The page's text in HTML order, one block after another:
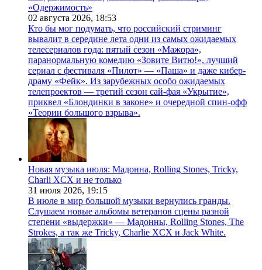
«Одержимость»
02 августа 2026, 18:53
Кто бы мог подумать, что российский стриминг
вывалит в середине лета одни из самых ожидаемых
телесериалов года: пятый сезон «Мажора»,
паранормальную комедию «Зовите Витю!», лучший
сериал с фестиваля «Пилот» — «Паша» и даже кибер-
драму «Фейк». Из зарубежных особо ожидаемых
телепроектов — третий сезон сай-фая «Укрытие»,
приквел «Блондинки в законе» и очередной спин-офф
«Теории большого взрыва».
Новая музыка июля: Мадонна, Rolling Stones, Tricky,
Charli XCX и не только
31 июля 2026, 19:15
В июле в мир большой музыки вернулись гранды.
Слушаем новые альбомы ветеранов сцены разной
степени «выдержки» — Мадонны, Rolling Stones, The
Strokes, а так же Tricky, Charlie XCX и Jack White.